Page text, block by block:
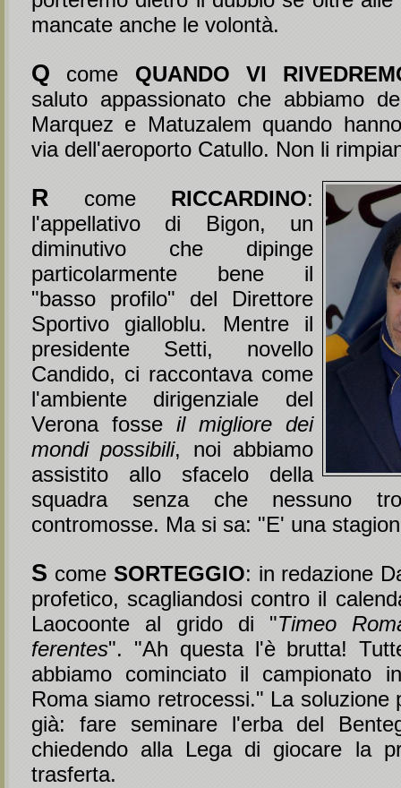
mancate anche le volontà.
Q come QUANDO VI
saluto appassionato che abbiamo
Marquez e Matuzalem quando
via dell'aeroporto Catullo. Non li
R come RICCARDINO:
l'appellativo di Bigon, un
diminutivo che dipinge
particolarmente bene il
"basso profilo" del Direttore
Sportivo gialloblu. Mentre il
presidente Setti, novello
Candido, ci raccontava come
l'ambiente dirigenziale del
Verona fosse il migliore dei
mondi possibili, noi abbiamo
assistito allo sfacelo della
squadra senza che nessuno
contromosse. Ma si sa: "E' una
S come SORTEGGIO: in redazione
profetico, scagliandosi contro il
Laocoonte al grido di "Timeo
ferentes". "Ah questa l'è brutta!
abbiamo cominciato il campionato
Roma siamo retrocessi." La soluzione
già: fare seminare l'erba del
chiedendo alla Lega di giocare la
trasferta.